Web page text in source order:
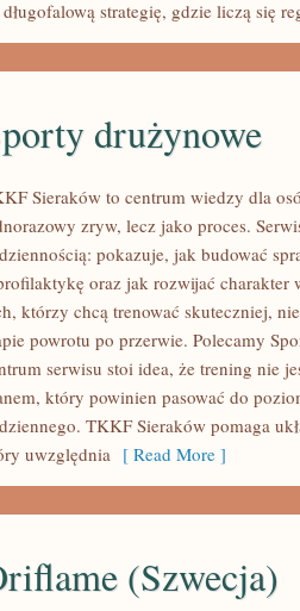
strategię, gdzie liczą się
drużynowe
Sieraków to centrum wiedzy dla
zryw, lecz jako proces.
pokazuje, jak budować
oraz jak rozwijać charakter
którzy chcą trenować skuteczniej,
powrotu po przerwie. Polecamy
serwisu stoi idea, że trening nie
który powinien pasować do
TKKF Sieraków pomaga
uwzględnia [ Read More ]
(Szwecja)